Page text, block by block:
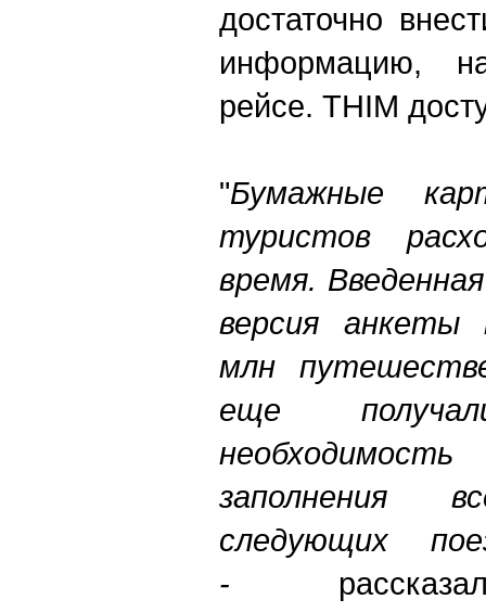
достаточно
информацию,
рейсе. THIM
"Бумажные
туристов
время.
версия анкеты
млн
еще
заполнения
следующих
-